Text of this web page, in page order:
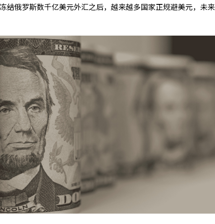
结俄罗斯数千亿美元外汇之后，越来越多国家正规避美元，未来